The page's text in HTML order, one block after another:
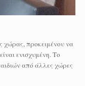
χώρας, προκειμένου να
ενισχυμένη. Το
από άλλες χώρες